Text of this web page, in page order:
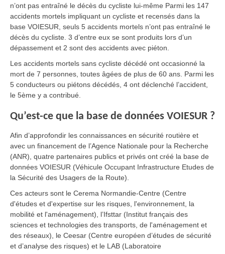
n’ont pas entraîné le décès du cycliste lui-même Parmi les 147
accidents mortels impliquant un cycliste et recensés dans la
base VOIESUR, seuls 5 accidents mortels n’ont pas entraîné le
décès du cycliste. 3 d’entre eux se sont produits lors d’un
dépassement et 2 sont des accidents avec piéton.
Les accidents mortels sans cycliste décédé ont occasionné la
mort de 7 personnes, toutes âgées de plus de 60 ans. Parmi les
5 conducteurs ou piétons décédés, 4 ont déclenché l’accident,
le 5ème y a contribué.
Qu’est-ce que la base de données VOIESUR ?
Afin d’approfondir les connaissances en sécurité routière et
avec un financement de l’Agence Nationale pour la Recherche
(ANR), quatre partenaires publics et privés ont créé la base de
données VOIESUR (Véhicule Occupant Infrastructure Etudes de
la Sécurité des Usagers de la Route).
Ces acteurs sont le Cerema Normandie-Centre (Centre
d'études et d'expertise sur les risques, l'environnement, la
mobilité et l'aménagement), l’Ifsttar (Institut français des
sciences et technologies des transports, de l'aménagement et
des réseaux), le Ceesar (Centre européen d’études de sécurité
et d’analyse des risques) et le LAB (Laboratoire